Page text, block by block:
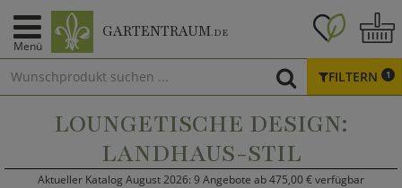
Menü
GARTENTRAUM.DE
FILTERN 1
LOUNGETISCHE DESIGN:
LANDHAUS-STIL
Aktueller Katalog August 2026: 9 Angebote ab 475,00 € verfügbar